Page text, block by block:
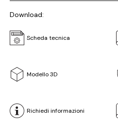
Download:
Scheda tecnica
Modello 3D
Richiedi informazioni